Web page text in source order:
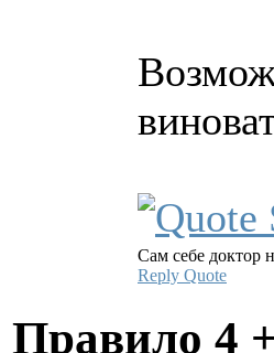
Сам себе доктор
Reply Quote
Правило 4